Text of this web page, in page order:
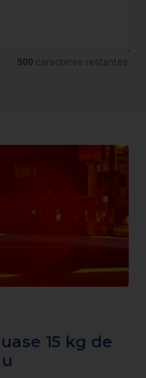
500caracteres restantes.
15 kg de